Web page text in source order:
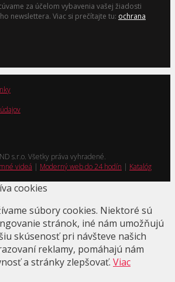
za účelom vybavenia vašej žiadosti
newslettera. Viac si prečítajte tu: ochrana
s.r.o. Všetky práva vyhradené.
videá | Moderný web do 24 hodín | Katalóg
cookies
súbory cookies. Niektoré sú
stránok, iné nám umožňujú
skúsenosť pri návšteve našich
reklamy, pomáhajú nám
a stránky zlepšovať. Viac